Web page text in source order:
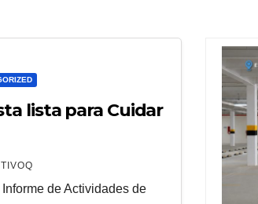
lista para Cuidar
de Actividades de